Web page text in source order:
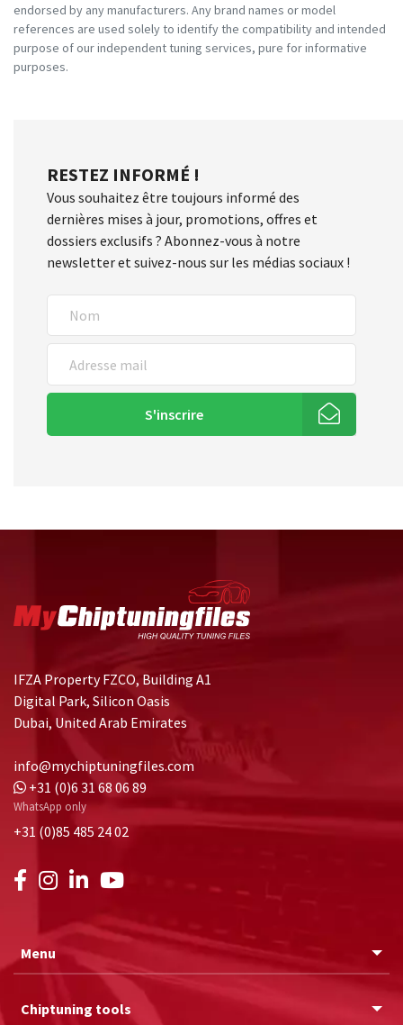
endorsed by any manufacturers. Any brand names or model
references are used solely to identify the compatibility and intended
purpose of our independent tuning services, pure for informative
purposes.
RESTEZ INFORMÉ !
Vous souhaitez être toujours informé des
dernières mises à jour, promotions, offres et
dossiers exclusifs ? Abonnez-vous à notre
newsletter et suivez-nous sur les médias sociaux !
S'inscrire
IFZA Property FZCO, Building A1
Digital Park, Silicon Oasis
Dubai, United Arab Emirates
info@mychiptuningfiles.com
+31 (0)6 31 68 06 89
WhatsApp only
+31 (0)85 485 24 02
Menu
Chiptuning tools